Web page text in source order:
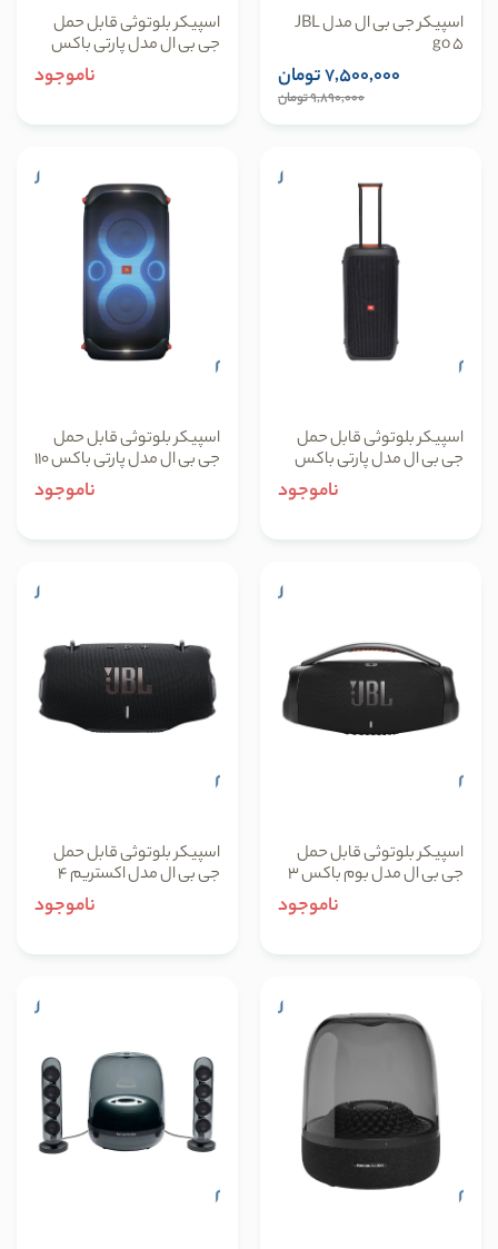
اسپیکر جی بی ال مدل JBL
go 5
9,890,000 تومان
7,500,000 تومان
اسپیکر بلوتوثی قابل حمل
جی بی ال مدل پارتی باکس
ناموجود
اسپیکر بلوتوثی قابل حمل
جی بی ال مدل پارتی باکس
ناموجود
اسپیکر بلوتوثی قابل حمل
جی بی ال مدل پارتی باکس 110
ناموجود
اسپیکر بلوتوثی قابل حمل
جی بی ال مدل بوم باکس 3
ناموجود
اسپیکر بلوتوثی قابل حمل
جی بی ال مدل اکستریم 4
ناموجود